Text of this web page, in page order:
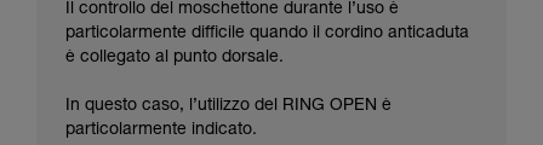
Il controllo del moschettone durante l’uso è
particolarmente difficile quando il cordino anticaduta
è collegato al punto dorsale.
In questo caso, l’utilizzo del RING OPEN è
particolarmente indicato.